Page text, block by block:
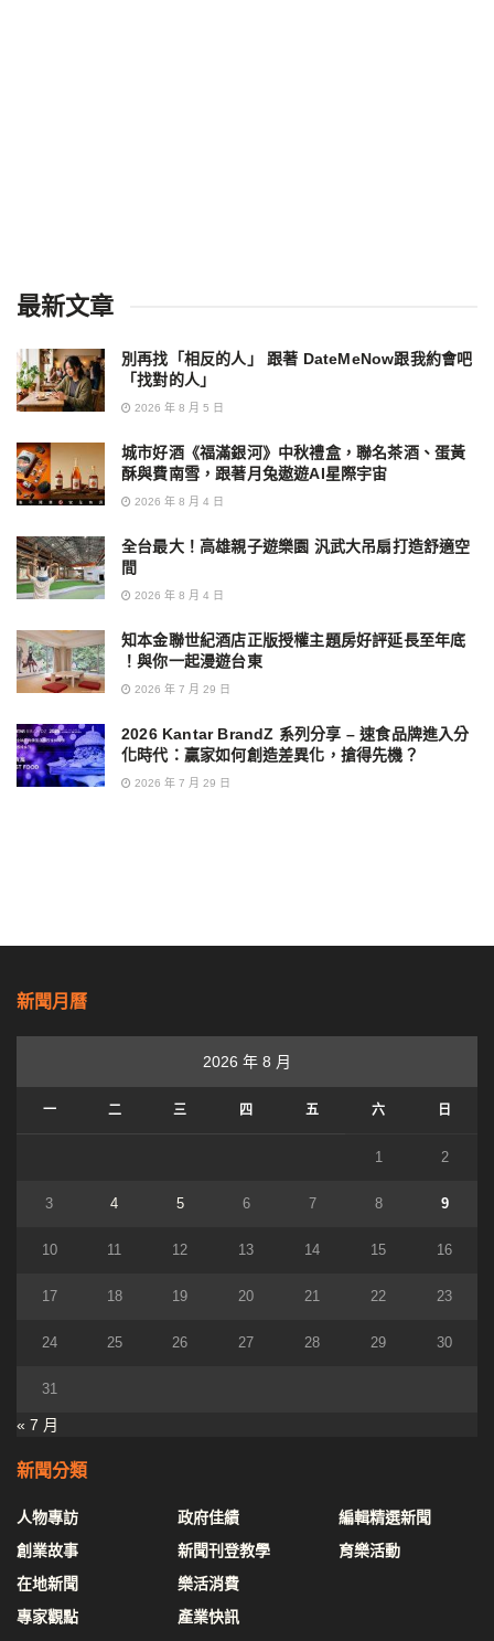
最新文章
別再找「相反的人」 跟著 DateMeNow跟我約會吧
「找對的人」
2026 年 8 月 5 日
城市好酒《福滿銀河》中秋禮盒，聯名茶酒、蛋黃
酥與費南雪，跟著月兔遨遊AI星際宇宙
2026 年 8 月 4 日
全台最大！高雄親子遊樂園 汎武大吊扇打造舒適空
間
2026 年 8 月 4 日
知本金聯世紀酒店正版授權主題房好評延長至年底
！與你一起漫遊台東
2026 年 7 月 29 日
2026 Kantar BrandZ 系列分享 – 速食品牌進入分
化時代：贏家如何創造差異化，搶得先機？
2026 年 7 月 29 日
新聞月曆
2026 年 8 月
一 二 三 四 五 六 日
1 2
3 4 5 6 7 8 9
10 11 12 13 14 15 16
17 18 19 20 21 22 23
24 25 26 27 28 29 30
31
« 7 月
新聞分類
人物專訪
創業故事
在地新聞
專家觀點
政府佳績
新聞刊登教學
樂活消費
產業快訊
編輯精選新聞
育樂活動